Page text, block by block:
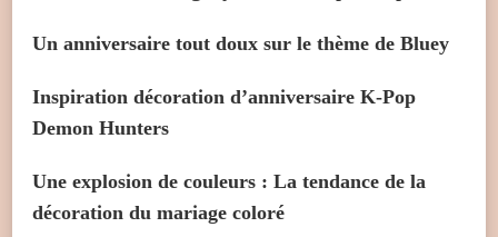
Un anniversaire tout doux sur le thème de Bluey
Inspiration décoration d’anniversaire K-Pop
Demon Hunters
Une explosion de couleurs : La tendance de la
décoration du mariage coloré